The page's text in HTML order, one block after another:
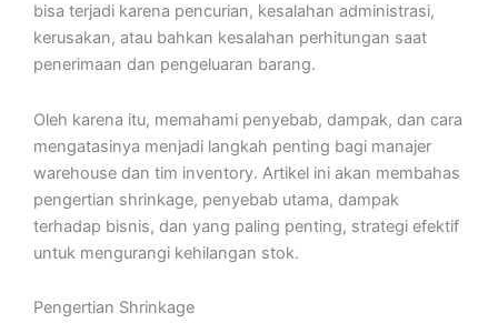
bisa terjadi karena pencurian, kesalahan administrasi,
kerusakan, atau bahkan kesalahan perhitungan saat
penerimaan dan pengeluaran barang.
Oleh karena itu, memahami penyebab, dampak, dan cara
mengatasinya menjadi langkah penting bagi manajer
warehouse dan tim inventory. Artikel ini akan membahas
pengertian shrinkage, penyebab utama, dampak
terhadap bisnis, dan yang paling penting, strategi efektif
untuk mengurangi kehilangan stok.
Pengertian Shrinkage